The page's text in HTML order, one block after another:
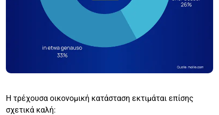
Η τρέχουσα οικονομική κατάσταση εκτιμάται επίσης
σχετικά καλή: